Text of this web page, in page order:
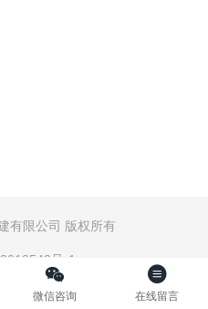
有限公司 版权所有
号-1
微信咨询 在线留言